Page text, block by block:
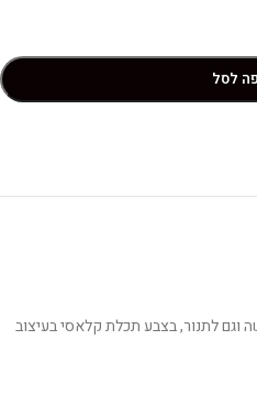
לסל
וגם לתנור, בצבע תכלת קלאסי בעיצוב